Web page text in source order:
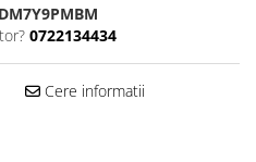
DM7Y9PMBM
0722134434
Cere informatii